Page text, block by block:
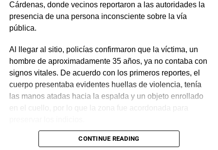
Cárdenas, donde vecinos reportaron a las autoridades la
presencia de una persona inconsciente sobre la vía
pública.
Al llegar al sitio, policías confirmaron que la víctima, un
hombre de aproximadamente 35 años, ya no contaba con
signos vitales. De acuerdo con los primeros reportes, el
cuerpo presentaba evidentes huellas de violencia, tenía
las manos atadas hacia la espalda y un objeto enrollado
en el cuello, por lo que la zona fue acordonada para
Las primeras investigaciones apuntan a que el hombre
CONTINUE READING